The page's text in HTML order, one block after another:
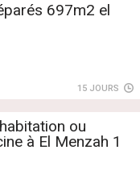
697m2 el
15 JOURS
ou
à El Menzah 1